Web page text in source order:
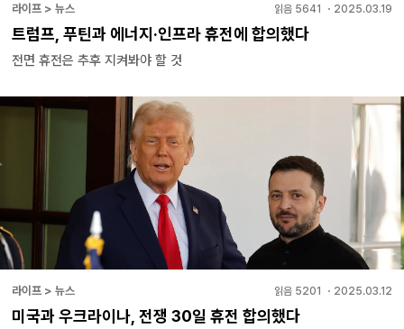
라이프 > 뉴스 읽음 5641 ・ 2025.03.19
트럼프, 푸틴과 에너지·인프라 휴전에 합의했다
전면 휴전은 추후 지켜봐야 할 것
라이프 > 뉴스 읽음 5201 ・ 2025.03.12
미국과 우크라이나, 전쟁 30일 휴전 합의했다